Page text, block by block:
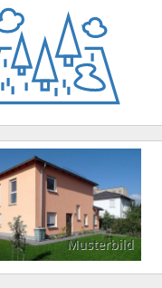
Musterbild